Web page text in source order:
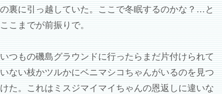
の裏に引っ越していた。ここで冬眠するのかな？…と
ここまでが前振りで。
いつもの磯島グラウンドに行ったらまだ片付けられて
いない枝かツルかにベニマシコちゃんがいるのを見つ
けた。これはミスジマイマイちゃんの恩返しに違いな